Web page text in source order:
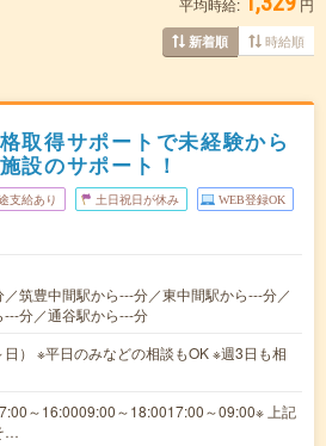
平均時給: 円
新着順 時給順
取得サポートで未経験から
設のサポート！
支給あり 土日祝日が休み WEB登録OK
筑豊中間駅から---分／東中間駅から---分／
分／通谷駅から---分
） ※平日のみなどの相談もOK ※週3日も相
～16:0009:00～18:0017:00～09:00※ 上記
…